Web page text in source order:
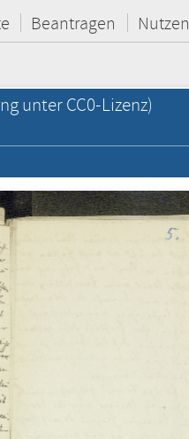
Beantragen Nutzen
unter CC0-Lizenz)